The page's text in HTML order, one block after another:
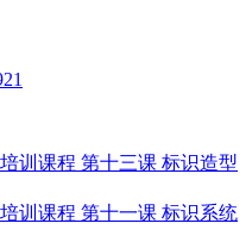
训课程 第十三课 标识造型
训课程 第十一课 标识系统